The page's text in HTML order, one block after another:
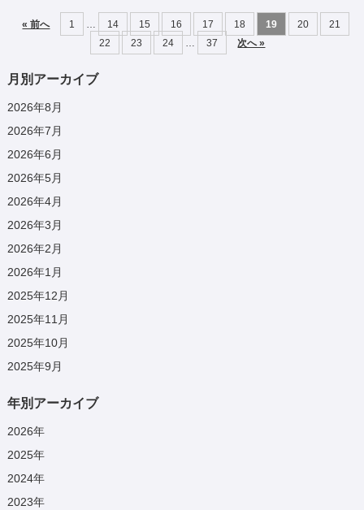
« 前へ 1 14 15 16 17 18 19 20
21
22
23 24 37 次へ »
月別アーカイブ
2026年8月
2026年7月
2026年6月
2026年5月
2026年4月
2026年3月
2026年2月
2026年1月
2025年12月
2025年11月
2025年10月
2025年9月
年別アーカイブ
2026年
2025年
2024年
2023年